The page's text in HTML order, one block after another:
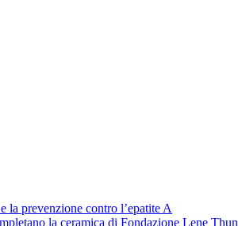
prevenzione contro l’epatite A
la ceramica di Fondazione Lene Thun